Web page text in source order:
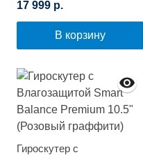
17 999 р.
В корзину
Гироскутер с